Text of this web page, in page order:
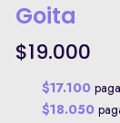
Goita
$19.000
$17.100
$18.050